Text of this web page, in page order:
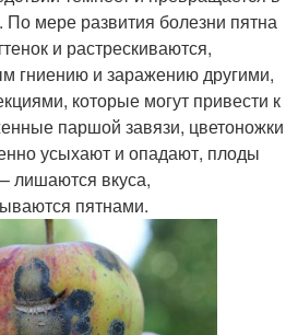
По мере развития болезни пятна
и растрескиваются,
гниению и заражению другими,
которые могут привести к
паршой завязи, цветоножки
усыхают и опадают, плоды
лишаются вкуса,
пятнами.